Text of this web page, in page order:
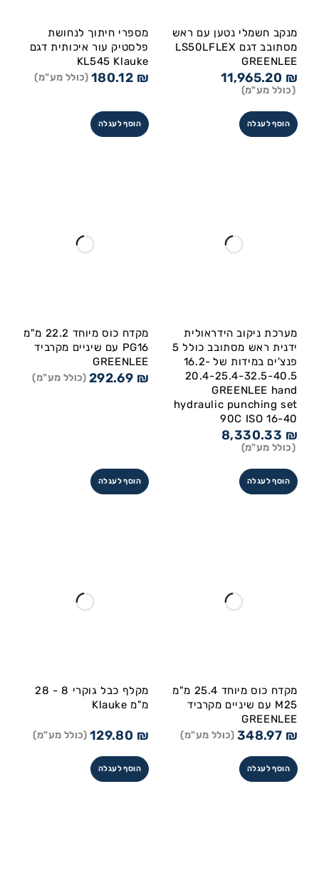
מנקב חשמלי נטען עם ראש
מסתובב דגם LS50LFLEX
GREENLEE
11,965.20 ₪
(כולל מע"מ)
הוסף לעגלה
מספרי חיתוך לנחושת
פלסטיק עור איכותית דגם
KL545 Klauke
180.12 ₪ (כולל מע"מ)
הוסף לעגלה
מערכת ניקוב הידראולית
ידנית ראש מסתובב כולל 5
פנצ'ים במידות של 16.2-
20.4-25.4-32.5-40.5
GREENLEE hand
hydraulic punching set
90C ISO 16-40
8,330.33 ₪
(כולל מע"מ)
הוסף לעגלה
מקדח כוס מיוחד 22.2 מ"מ
PG16 עם שיניים מקרביד
GREENLEE
292.69 ₪ (כולל מע"מ)
הוסף לעגלה
מקדח כוס מיוחד 25.4 מ"מ
M25 עם שיניים מקרביד
GREENLEE
348.97 ₪ (כולל מע"מ)
הוסף לעגלה
מקלף כבל גוקרי 8 - 28
מ"מ Klauke
129.80 ₪ (כולל מע"מ)
הוסף לעגלה